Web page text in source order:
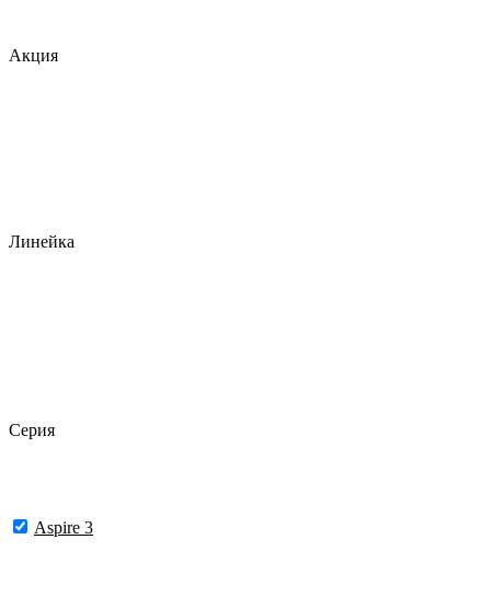
Акция
Линейка
Серия
Aspire 3